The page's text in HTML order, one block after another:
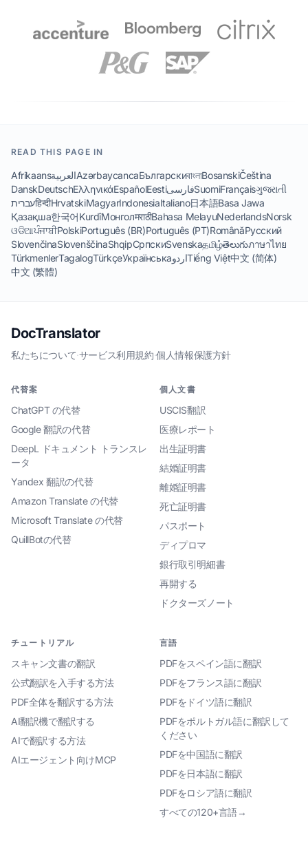
READ THIS PAGE IN
AfrikaansالعربيةAzərbaycancaБългарскиবাংলাBosanskiČeština
DanskDeutschΕλληνικάEspañolEestiفارسیSuomiFrançaisગુજરાતી
עבריתहिन्दीHrvatskiMagyarIndonesiaItaliano日本語Basa Jawa
Қазақша한국어KurdîМонголमराठीBahasa MelayuNederlandsNorsk
ଓଡିଆਪੰਜਾਬੀPolskiPortuguês (BR)Português (PT)RomânăРусский
SlovenčinaSlovenščinaShqipСрпскиSvenskaதமிழ்తెలుగుภาษาไทย
TürkmenlerTagalogTürkçeУкраїнськаاردوTiếng Việt中文 (简体)
中文 (繁體)
DocTranslator
私たちについて·サービス利用規約·個人情報保護方針
代替案
ChatGPT の代替
Google 翻訳の代替
DeepL ドキュメント トランスレ
ータ
Yandex 翻訳の代替
Amazon Translate の代替
Microsoft Translate の代替
QuillBotの代替
個人文書
USCIS翻訳
医療レポート
出生証明書
結婚証明書
離婚証明書
死亡証明書
パスポート
ディプロマ
銀行取引明細書
再開する
ドクターズノート
チュートリアル
スキャン文書の翻訳
公式翻訳を入手する方法
PDF全体を翻訳する方法
AI翻訳機で翻訳する
AIで翻訳する方法
AIエージェント向けMCP
言語
PDFをスペイン語に翻訳
PDFをフランス語に翻訳
PDFをドイツ語に翻訳
PDFをポルトガル語に翻訳して
ください
PDFを中国語に翻訳
PDFを日本語に翻訳
PDFをロシア語に翻訳
すべての120+言語→